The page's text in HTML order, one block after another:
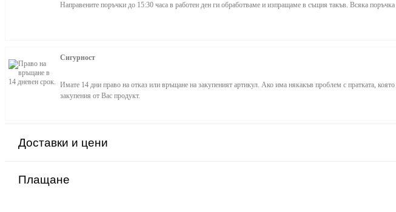
Направените поръчки до 15:30 часа в работен ден ги обработваме и изпращаме в същия такъв. Всяка
Сигурност
Имате 14 дни право на отказ или връщане на закупеният артикул. Ако има някакъв проблем с пратката,
закупения от Вас продукт.
Доставки и цени
Плащане